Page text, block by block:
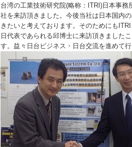
台湾の工業技術研究院(略称：ITRI)日本事
社を来訪頂きました。今後当社は日本国内
きたいと考えております。そのためにも
日代表であられる邱博士に来訪頂きました
す。益々日台ビジネス・日台交流を進めて行